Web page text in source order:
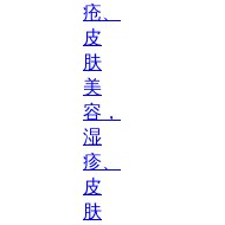
疮、
皮
肤
美
容，
湿
疹、
皮
肤